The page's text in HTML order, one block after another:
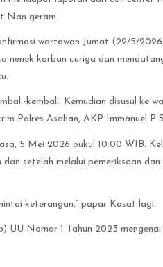
Nan geram.
wartawan Jumat (22/5/
nenek korban curiga dan
kembali. Kemudian disusul ke
Polres Asahan, AKP Immanuel P
5 Mei 2026 pukul 10:00 WIB.
setelah melalui pemeriksaan
keterangan,” papar Kasat lagi.
UU Nomor 1 Tahun 2023